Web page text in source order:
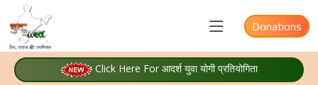
Donations
Click Here For आदर्श युवा योगी प्रतियोगिता